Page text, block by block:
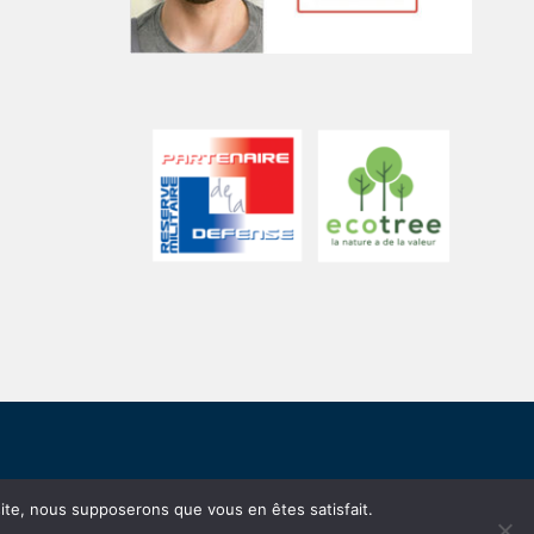
nous supposerons que vous en êtes satisfait.